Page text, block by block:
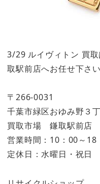
3/29 ルイヴィトン 買
取駅前店へお任せ下さい
〒266-0031
千葉市緑区おゆみ野３
買取市場 鎌取駅前店
営業時間：10：00～18
定休日：水曜日・祝日